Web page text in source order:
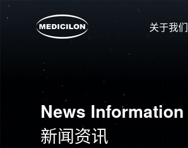
关于我们
News Information
新闻资讯